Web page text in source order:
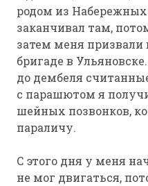
родом из
заканчивал там,
затем меня
бригаде в
до дембеля
с парашютом я
шейных позвонков,
параличу.
С этого дня у меня
не мог двигаться,